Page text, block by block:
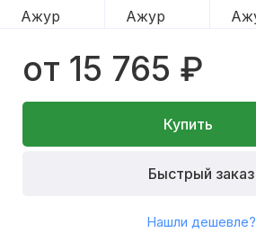
от 15 765 ₽
Купить
Быстрый заказ
Нашли дешевле?